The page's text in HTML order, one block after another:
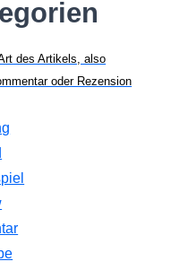
des Artikels, also
oder Rezension